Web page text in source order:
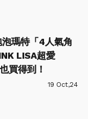
瑪特「4人氣角
LISA超愛
買得到！
19 Oct,24